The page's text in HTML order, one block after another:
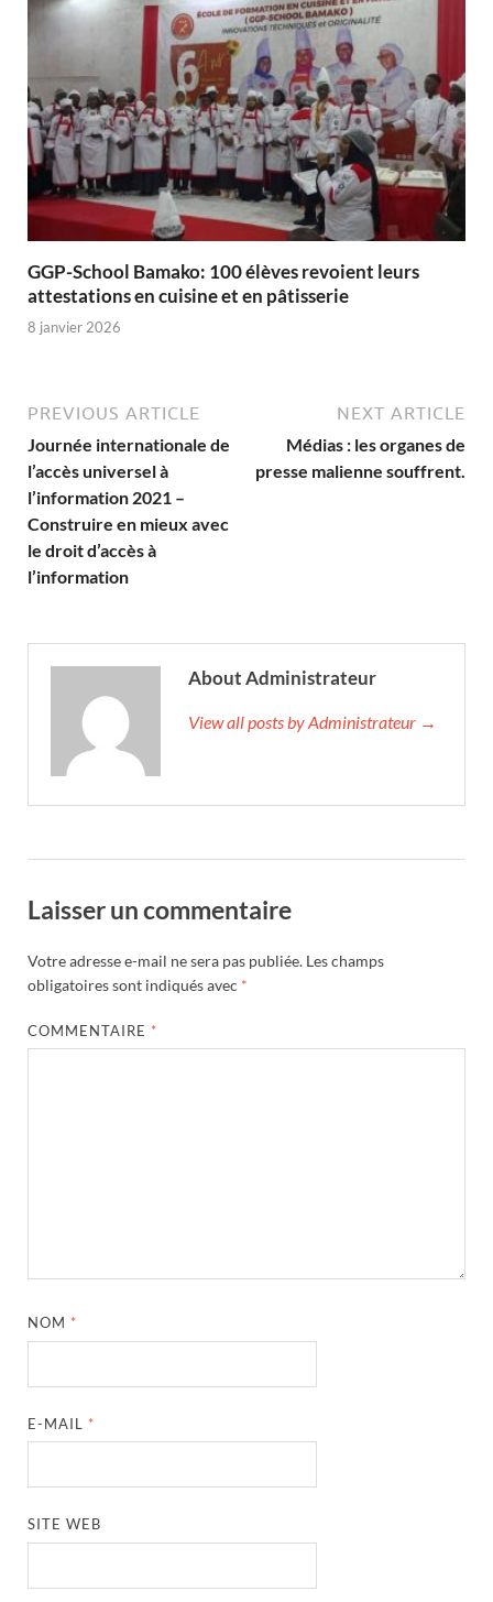
GGP-School Bamako: 100 élèves revoient leurs
attestations en cuisine et en pâtisserie
8 janvier 2026
PREVIOUS ARTICLE
Journée internationale de
l’accès universel à
l’information 2021 –
Construire en mieux avec
le droit d’accès à
l’information
NEXT ARTICLE
Médias : les organes de
presse malienne souffrent.
About Administrateur
View all posts by Administrateur →
Laisser un commentaire
Votre adresse e-mail ne sera pas publiée. Les champs
obligatoires sont indiqués avec *
COMMENTAIRE *
NOM *
E-MAIL *
SITE WEB